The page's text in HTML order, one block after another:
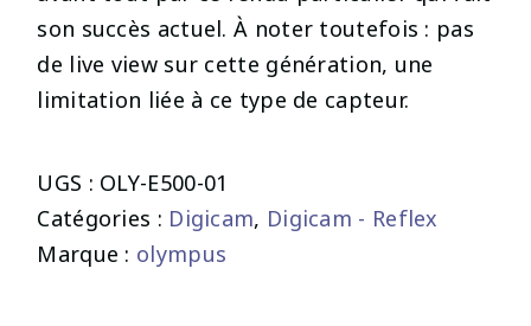
son succès actuel. À noter toutefois : pas
de live view sur cette génération, une
limitation liée à ce type de capteur.
UGS : OLY-E500-01
Catégories : Digicam, Digicam - Reflex
Marque : olympus